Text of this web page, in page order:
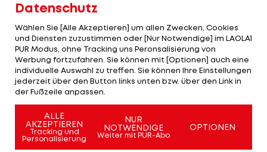
Teamspieler.
Keine Angst
Basels Trainerteam, zu dem auch der Salzburger
Assistenzcoach Markus Hoffmann zählt,
informierte Dragovic mit einer eigens
zusammengestellten DVD über die Qualitäten von
Gomez, der in dieser Saison bereits bei sechs
Champions-League-Treffern hält. Allzu großen
Datenschutz
Wählen Sie [Alle Akzeptieren] um allen Zwecken, Cookies
und Diensten zuzustimmen oder [Nur Notwendige] im LAOLA1
PUR Modus, ohne Tracking uns Peronsalisierung von
Werbung fortzufahren. Sie können mit [Optionen] auch eine
individuelle Auswahl zu treffen. Sie können Ihre Einstellungen
jederzeit über den Button links unten bzw. über den Link in
der Fußzeile anpassen.
ALLE
AKZEPTIEREN
Tracking und
Personalisierung
NUR
NOTWENDIGE
Weiter mit PUR-Abo
OPTIONEN